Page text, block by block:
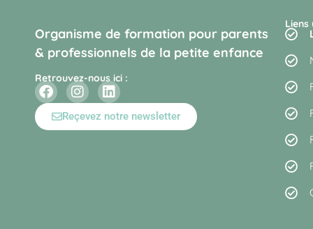
Organisme de formation pour parents
& professionnels de la petite enfance
Retrouvez-nous ici :
Reçevez notre newsletter
Liens